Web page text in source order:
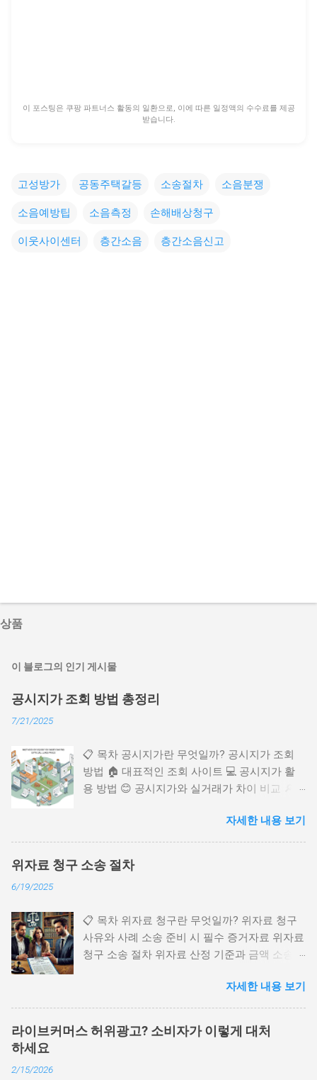
이 포스팅은 쿠팡 파트너스 활동의 일환으로, 이에 따른 일정액의 수수료를 제공
받습니다.
고성방가 공동주택갈등 소송절차 소음분쟁
소음예방팁 소음측정 손해배상청구
이웃사이센터 층간소음 층간소음신고
상품
이 블로그의 인기 게시물
공시지가 조회 방법 총정리
7/21/2025
📋 목차 공시지가란 무엇일까? 공시지가 조회
방법 🏠 대표적인 조회 사이트 💻 공시지가 활
용 방법 😊 공시지가와 실거래가 차이 비교 🔎
동산 세금이나 각종 과세 기준을 정할 때 꼭 필
요한 지표 중 하나예요. 국토교통부에서 매년 발
표하며 토지의 기준 가격을 의미하지요. 특히 부
동산 거래나 상속, 증여 시에도 필수적으로 확인
요. 하지만 한 번만 방법을 배우면 생각보다 정
말 간단하답니다! 😄 오늘은 누구나 쉽게 따라할
수 있는 공시지가 조회 방법부터 다양한 활용법
까? 🤔 공시지가는 정부가 매년 1월 1일 기준으
로 발표하는 '토지의 표준가격'이에요. 이 가격은
토지 세금 부과, 개발 계획, 금융담보 가치 등 여
자세한 내용 보기
위자료 청구 소송 절차
6/19/2025
📋 목차 위자료 청구란 무엇일까? 위자료 청구
사유와 사례 소송 준비 시 필수 증거자료 위자료
청구 소송 절차 위자료 산정 기준과 금액 소송
방의 불법행위로 인해 정신적·물질적 고통을 입
었을 때 청구할 수 있는 법적 권리예요. 저도 가
까운 지인이 명예훼손 문제로 위자료 소송을 진
행한 적이 있었는데, 절차를 알고 준비하니 수월
자세한 내용 보기
라이브커머스 허위광고? 소비자가 이렇게 대처
하세요
2/15/2026